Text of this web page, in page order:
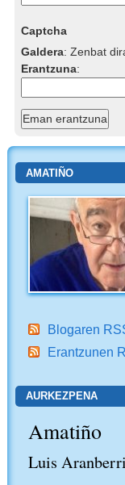
Captcha
Galdera:Zenbat
Erantzuna:
AMATIÑO
Blogaren
Erantzunen
AURKEZPENA
Amatiño
Luis